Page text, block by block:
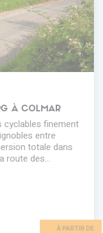
À COLMAR
cyclables finement
entre
totale dans
route des…